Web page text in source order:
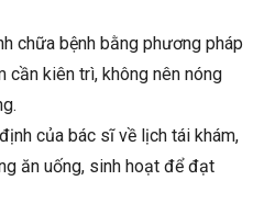
chữa bệnh bằng phương pháp
cần kiên trì, không nên nóng
của bác sĩ về lịch tái khám,
ăn uống, sinh hoạt để đạt